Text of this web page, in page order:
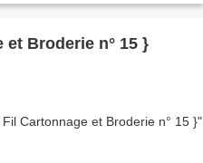
Broderie n° 15 }